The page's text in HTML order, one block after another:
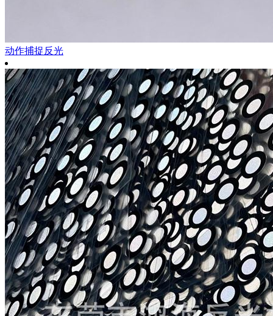
动作捕捉反光